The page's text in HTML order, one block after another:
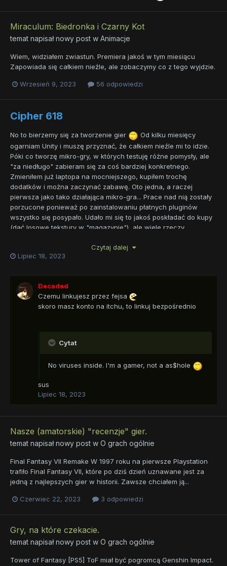
Miraculum: Biedronka i Czarny Kot
temat napisał nowy post w Animacje
Wiem, widziałem zwiastun. Premiera jakoś w tym miesiącu
Zapowiada się całkiem nieźle, ale zobaczymy co z tego wyjdzie.
Wrzesień 9, 2023 56 odpowiedzi
Cipher 618
No to bierzemy się za tworzenie gier
Od kilku miesięcy
ogarniam Unity i muszę przyznać, że całkiem nieźle mi to idzie.
Póki co tworzę mikro-gry, w których testuję różne pomysły, ale
"za niedługo" zabieram się za coś bardziej konkretnego.
Zmieniłem już laptopa na mocniejszego, kupiłem trochę
dodatków i można zaczynać zabawę. Oto jedna, a raczej
pierwsza jako tako działająca mikro-gra... Prace nad nią zostały
porzucone ponieważ po zainstalowaniu płatnych pluginów
wszystko się posypało. Udało mi się to jakoś poskładać do kupy
(dać losowe tekstury w "magazynie"), ale wiele rzeczy
Czytaj dalej
Lipiec 18, 2023
Decaded
Czemu linkujesz przez fejsa
skoro masz konto na itchu, to linkuj bezpośrednio
Cytat
No viruses inside. I'm a gamer, not a as$hole
sus
Lipiec 18, 2023
Nasze (amatorskie) "recenzje" gier.
temat napisał nowy post w O grach ogólnie
Final Fantasy VII Remake W 1997 roku na pierwsze Playstation
trafiło Final Fantasy VII, które po dziś dzień uznawane jest za
jedną z najlepszych gier w historii. Zawsze chciałem ją...
Czerwiec 22, 2023 3 odpowiedzi
Gry, na które czekacie.
temat napisał nowy post w O grach ogólnie
Tower of Fantasy [PS5] ToF miał być pogromcą Genshin Impact.